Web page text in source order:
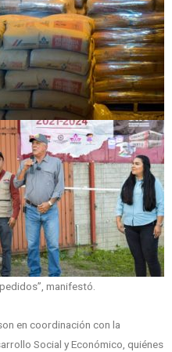
manifestó.
en coordinación con la
Social y Económico, quiénes